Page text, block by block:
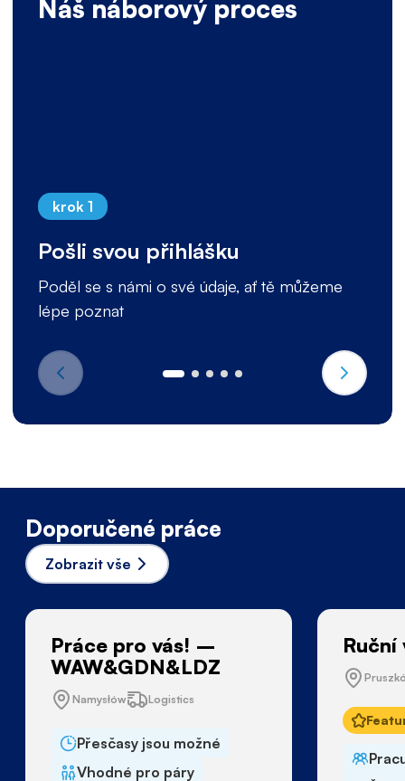
Náš náborový proces
krok 1
Pošli svou přihlášku
Poděl se s námi o své údaje, ať tě můžeme
lépe poznat
Doporučené práce
Zobrazit vše
Práce pro vás! –
WAW&GDN&LDZ
Namysłów Logistics
Přesčasy jsou možné
Vhodné pro páry